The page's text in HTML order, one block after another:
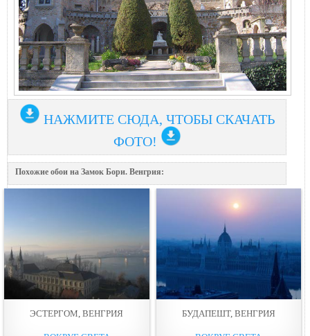
НАЖМИТЕ СЮДА, ЧТОБЫ СКАЧАТЬ
ФОТО!
Похожие обои на Замок Бори. Венгрия:
ЭСТЕРГОМ, ВЕНГРИЯ БУДАПЕШТ, ВЕНГРИЯ